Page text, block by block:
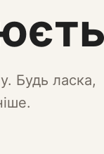
Будь ласка,